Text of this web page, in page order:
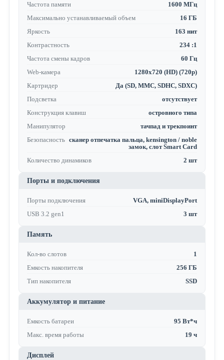
Частота памяти
1600 МГц
Максимально устанавливаемый объем
16 ГБ
Яркость
163 нит
Контрастность
234 :1
Частота смены кадров
60 Гц
Web-камера
1280x720 (HD) (720p)
Картридер
Да (SD, MMC, SDHC, SDXC)
Подсветка
отсутствует
Конструкция клавиш
островного типа
Манипулятор
тачпад и трекпоинт
Безопасность сканер отпечатка пальца, kensington / noble
замок, слот Smart Card
Количество динамиков
2 шт
Порты и подключения
Порты подключения
VGA, miniDisplayPort
USB 3.2 gen1
3 шт
Память
Кол-во слотов
1
Емкость накопителя
256 ГБ
Тип накопителя
SSD
Аккумулятор и питание
Емкость батареи
95 Вт*ч
Макс. время работы
19 ч
Дисплей